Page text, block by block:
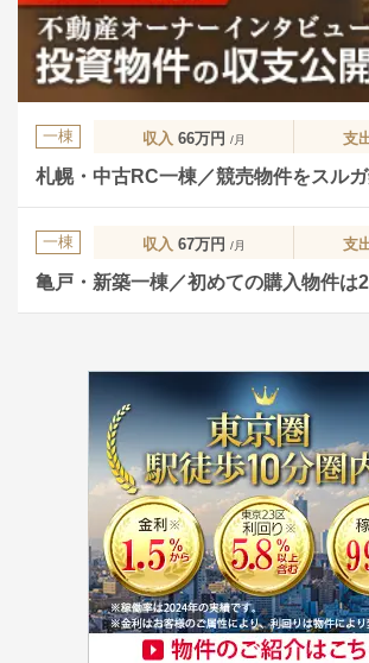
一棟 収入 66万円 /月 支
札幌・中古RC一棟／競売物件をスル
一棟 収入 67万円 /月 支
亀戸・新築一棟／初めての購入物件は